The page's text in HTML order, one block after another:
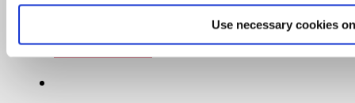
Use necessary cookies
Soovitus: Milliseid restorane Tallinn Music
Week’il külastada